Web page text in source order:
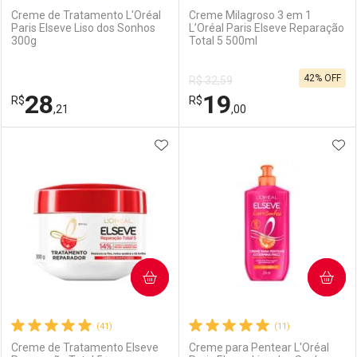
Ativar Desconto
Comprar sem Desconto
Por R$ 45,24/cada
Por R$ 45,24/cada
Comprar sem Desconto
Por R$ 55,59/cada
Comprar sem Desconto
Por R$ 55,59/cada
Creme de Tratamento L'Oréal
Paris Elseve Liso dos Sonhos
300g
R$28,21
Laboratório
Por Menos
Creme Milagroso 3 em 1
L’Oréal Paris Elseve Reparação
Total 5 500ml
R$ 32,59
R$19,00
42% OFF
Laboratório
Por Menos
(41)
Creme de Tratamento Elseve
ADICIONAR AOS FAVORITOS
COMPRAR
(11)
Creme para Pentear L'Oréal
COMPRAR